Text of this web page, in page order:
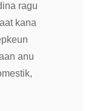
ragu
kana
anu